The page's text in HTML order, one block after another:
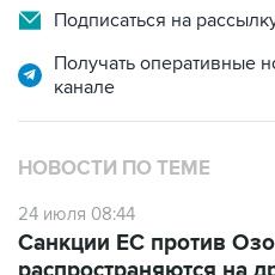
Получать оперативные
НОВОСТИ ПО ТЕМЕ
24 июля 08:44
распространяются на
Ozon